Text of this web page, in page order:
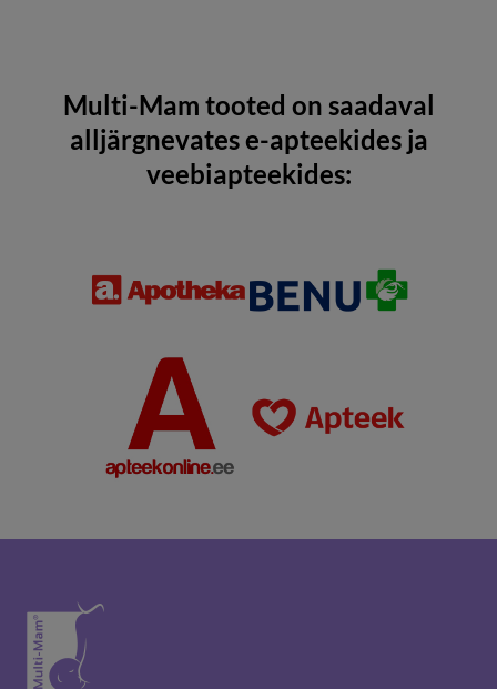
Multi-Mam tooted on saadaval
alljärgnevates e-apteekides ja
veebiapteekides: